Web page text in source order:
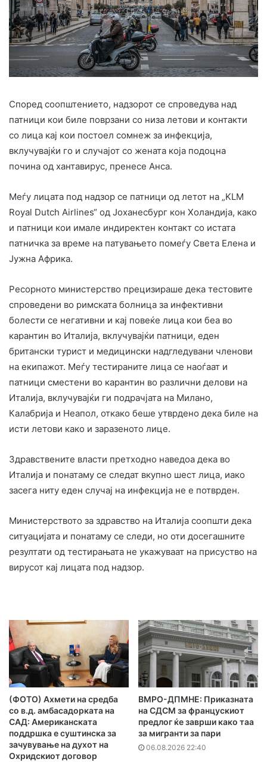
Според соопштението, надзорот се спроведува над
патници кои биле поврзани со низа летови и контакти
со лица кај кои постоел сомнеж за инфекција,
вклучувајќи го и случајот со жената која подоцна
почина од хантавирус, пренесе Анса.
Меѓу лицата под надзор се патници од летот на „KLM
Royal Dutch Airlines“ од Јоханесбург кон Холандија, како
и патници кои имале индиректен контакт со истата
патничка за време на патувањето помеѓу Света Елена и
Јужна Африка.
Ресорното министерство прецизираше дека тестовите
спроведени во римската болница за инфективни
болести се негативни и кај повеќе лица кои беа во
карантин во Италија, вклучувајќи патници, еден
британски турист и медицински надгледувани членови
на екипажот. Меѓу тестираните лица се наоѓаат и
патници сместени во карантин во различни делови на
Италија, вклучувајќи ги подрачјата на Милано,
Калабрија и Неапол, откако беше утврдено дека биле на
исти летови како и заразеното лице.
Здравствените власти претходно наведоа дека во
Италија и понатаму се следат вкупно шест лица, иако
засега ниту еден случај на инфекција не е потврден.
Министерството за здравство на Италија соопшти дека
ситуацијата и понатаму се следи, но оти досегашните
резултати од тестирањата не укажуваат на присуство на
вирусот кај лицата под надзор.
(ФОТО) Ахмети на средба
со в.д. амбасадорката на
САД: Американската
поддршка е суштинска за
зачувување на духот на
Охридскиот договор
ВМРО-ДПМНЕ: Приказната
на СДСМ за францускиот
предлог ќе заврши како таа
за мигранти за пари
06.08.2026 22:40